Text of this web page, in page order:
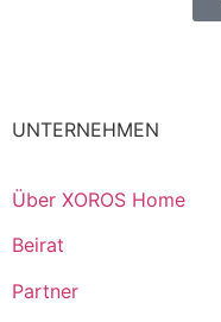
UNTERNEHMEN
Über XOROS Home
Beirat
Partner